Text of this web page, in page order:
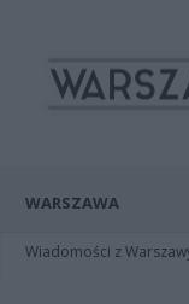
WARSZAWA
Wiadomości z